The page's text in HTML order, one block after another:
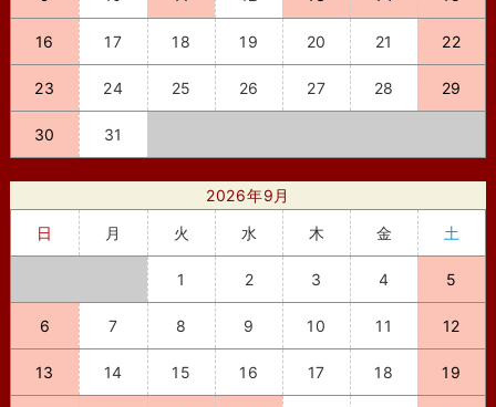
16 17 18 19 20 21 22
23 24 25 26 27 28 29
30 31
2026年9月
日
月 火 水 木 金 土
1 2 3 4 5
6 7 8 9 10 11 12
13 14 15 16 17 18 19